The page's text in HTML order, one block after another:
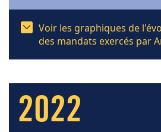
Voir les graphiques de
des mandats exercés par
2022